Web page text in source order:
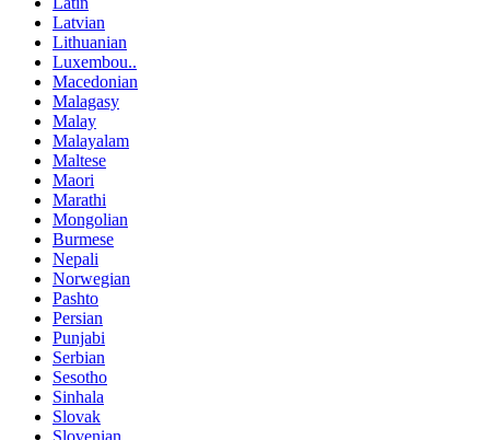
Latvian
Lithuanian
Luxembou..
Macedonian
Malagasy
Malay
Malayalam
Maltese
Maori
Marathi
Mongolian
Burmese
Nepali
Norwegian
Pashto
Persian
Punjabi
Serbian
Sesotho
Sinhala
Slovak
Slovenian